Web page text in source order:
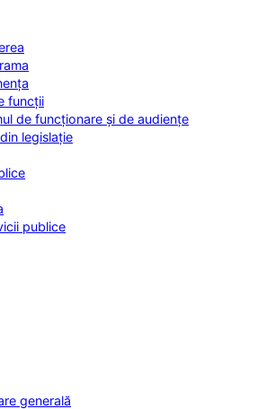
funcții
de funcționare și de audiențe
legislație
publice
generală